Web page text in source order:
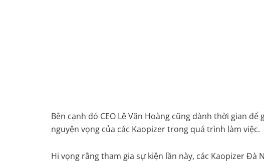
Bên cạnh đó CEO Lê Văn Hoàng cũng dành thời gian
nguyện vọng của các Kaopizer trong quá trình làm việc.
Hi vọng rằng tham gia sự kiện lần này, các Kaopizer Đà